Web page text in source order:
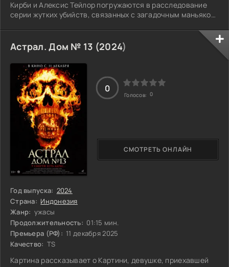
Кирби и Алексис Тейлор погружаются в расследование
серии жутких убийств, связанных с загадочным маньяком
окутано тайной, а следы ведут в темные глубины разума
убийцы, оставляя за собой лишь горе и безысходность.
Годы проходили в тени нераскрытых дел, пока в 2010 году
убийца вновь не активизировался, на этот раз
расправившись с семьей из трех
Астрал. Дом № 13 (2024)
Год выпуска: 2024
Страна: Индонезия
Жанр: ужасы
Продолжительность: 01:15 мин.
Премьера (РФ): 11 декабря 2025
Качество: TS
Картина рассказывает о Картини, девушке, приехавшей
СМОТРЕТЬ ОНЛАЙН
0
Голосов: 0